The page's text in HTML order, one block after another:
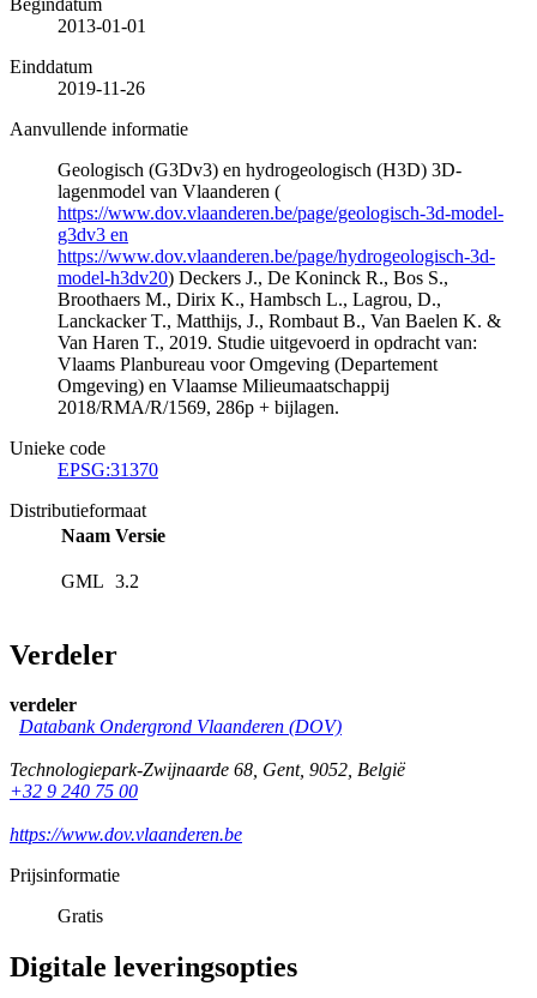
2013-01-01
Einddatum
2019-11-26
Aanvullende informatie
Geologisch (G3Dv3) en hydrogeologisch (H3D) 3D-
lagenmodel van Vlaanderen (
https://www.dov.vlaanderen.be/page/geologisch-3d-model-
g3dv3 en
https://www.dov.vlaanderen.be/page/hydrogeologisch-3d-
model-h3dv20) Deckers J., De Koninck R., Bos S.,
Broothaers M., Dirix K., Hambsch L., Lagrou, D.,
Lanckacker T., Matthijs, J., Rombaut B., Van Baelen K. &
Van Haren T., 2019. Studie uitgevoerd in opdracht van:
Vlaams Planbureau voor Omgeving (Departement
Omgeving) en Vlaamse Milieumaatschappij
2018/RMA/R/1569, 286p + bijlagen.
Unieke code
EPSG:31370
Distributieformaat
Naam Versie
GML 3.2
Verdeler
verdeler
Databank Ondergrond Vlaanderen (DOV)
Technologiepark-Zwijnaarde 68, Gent, 9052, België
+32 9 240 75 00
https://www.dov.vlaanderen.be
Prijsinformatie
Gratis
Digitale leveringsopties